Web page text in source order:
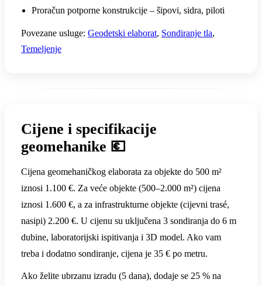
Proračun potporne konstrukcije – šipovi, sidra, piloti
Povezane usluge: Geodetski elaborat, Sondiranje tla,
Temeljenje
Cijene i specifikacije
geomehanike 💶
Cijena geomehaničkog elaborata za objekte do 500 m²
iznosi 1.100 €. Za veće objekte (500–2.000 m²) cijena
iznosi 1.600 €, a za infrastrukturne objekte (cijevni trasé,
nasipi) 2.200 €. U cijenu su uključena 3 sondiranja do 6 m
dubine, laboratorijski ispitivanja i 3D model. Ako vam
treba i dodatno sondiranje, cijena je 35 € po metru.
Ako želite ubrzanu izradu (5 dana), dodaje se 25 % na